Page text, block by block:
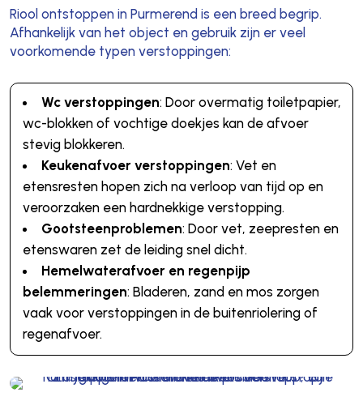
Riool ontstoppen in Purmerend is een breed begrip.
Afhankelijk van het object en gebruik zijn er veel
voorkomende typen verstoppingen:
Wc verstoppingen: Door overmatig toiletpapier,
wc-blokken of vochtige doekjes kan de afvoer
stevig blokkeren.
Keukenafvoer verstoppingen: Vet en
etensresten hopen zich na verloop van tijd op en
veroorzaken een hardnekkige verstopping.
Gootsteenproblemen: Door vet, zeepresten en
etenswaren zet de leiding snel dicht.
Hemelwaterafvoer en regenpijp
belemmeringen: Bladeren, zand en mos zorgen
vaak voor verstoppingen in de buitenriolering of
regenafvoer.